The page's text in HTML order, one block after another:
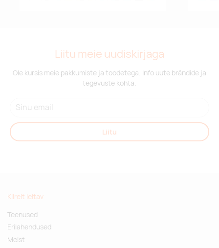
Liitu meie uudiskirjaga
Ole kursis meie pakkumiste ja toodetega. Info uute brändide ja
tegevuste kohta.
Liitu
Kiirelt leitav
Teenused
Erilahendused
Meist